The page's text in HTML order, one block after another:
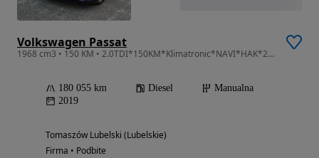
Volkswagen Passat
1968 cm3 • 150 KM • 2.0TDI*150KM*Klimatronic*NAVI*HAK*2xPDC*Nowe OPONY*Super STAN*zNiemiec
180 055 km Diesel
Manualna
2019
Tomaszów Lubelski (Lubelskie)
Firma • Podbite